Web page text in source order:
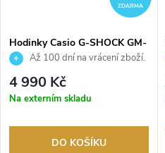
ZDARMA
Hodinky Casio G-SHOCK GM-
S2110PG-1A4ER
Až 100 dní na vrácení zboží.
Autorizovaný prodejce.
4 990 Kč
Na externím skladu
DO KOŠÍKU